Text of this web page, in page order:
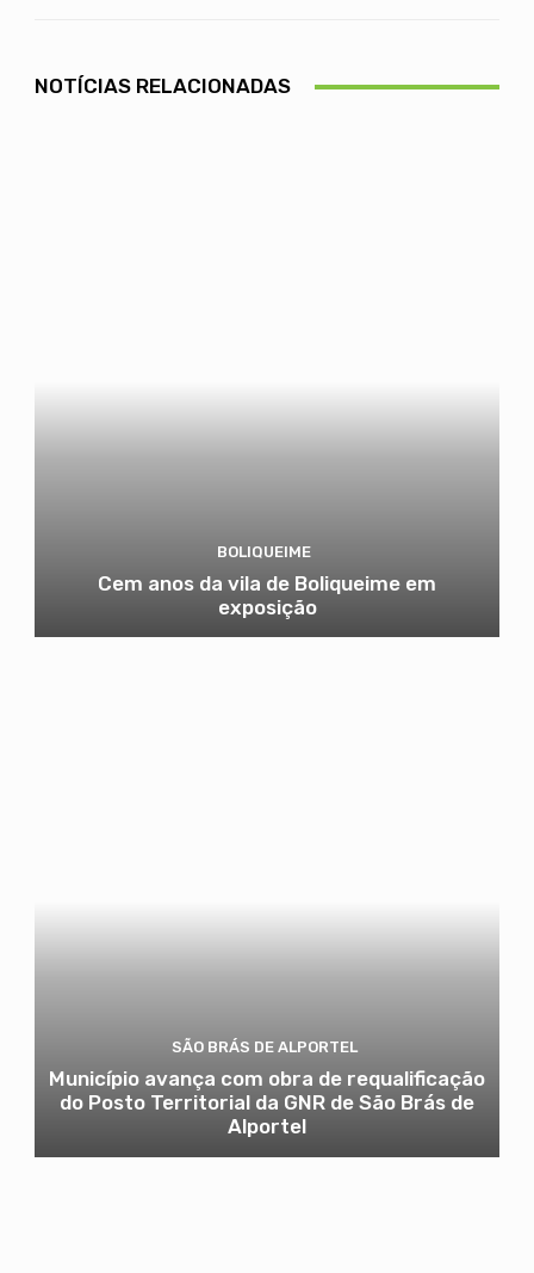
NOTÍCIAS RELACIONADAS
BOLIQUEIME
Cem anos da vila de Boliqueime em
exposição
SÃO BRÁS DE ALPORTEL
Município avança com obra de requalificação
do Posto Territorial da GNR de São Brás de
Alportel